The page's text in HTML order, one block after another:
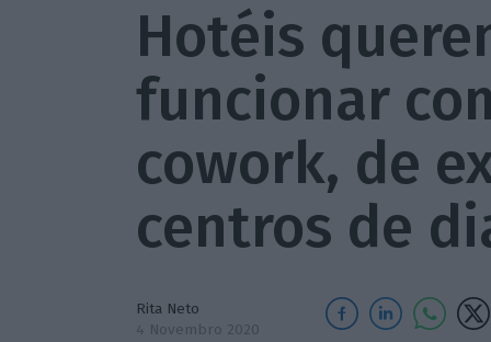
Hotéis
funcionar
cowork, de
centros de
Rita Neto
4 Novembro 2020